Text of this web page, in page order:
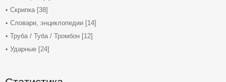
Скрипка [38]
Словари, энциклопедии [14]
Труба / Туба / Тромбон [12]
Ударные [24]